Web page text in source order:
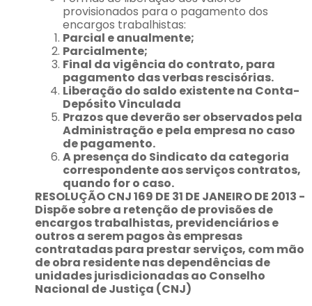
provisionados para o pagamento dos
encargos trabalhistas:
Parcial e anualmente;
Parcialmente;
Final da vigência do contrato, para
pagamento das verbas rescisórias.
Liberação do saldo existente na Conta-
Depósito Vinculada
Prazos que deverão ser observados pela
Administração e pela empresa no caso
de pagamento.
A presença do Sindicato da categoria
correspondente aos serviços contratos,
quando for o caso.
RESOLUÇÃO CNJ 169 DE 31 DE JANEIRO DE 2013 -
Dispõe sobre a retenção de provisões de
encargos trabalhistas, previdenciários e
outros a serem pagos às empresas
contratadas para prestar serviços, com mão
de obra residente nas dependências de
unidades jurisdicionadas ao Conselho
Nacional de Justiça (CNJ)